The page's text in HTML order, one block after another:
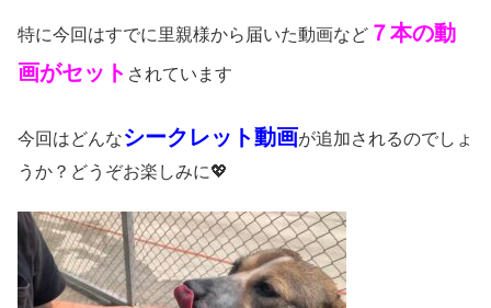
特に今回はすでに里親様から届いた動画など ７本の動
画がセット されています
今回はどんなシークレット動画が追加されるのでしょ
うか？どうぞお楽しみに💖